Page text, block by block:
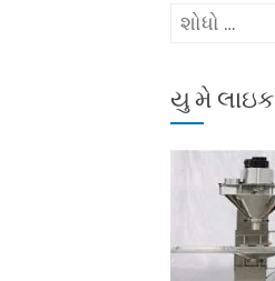
માટે
યુ મે લાઇક